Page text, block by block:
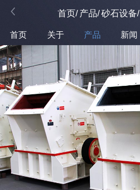
首页/ 产品/砂石设备/
首页 关于 产品 新闻